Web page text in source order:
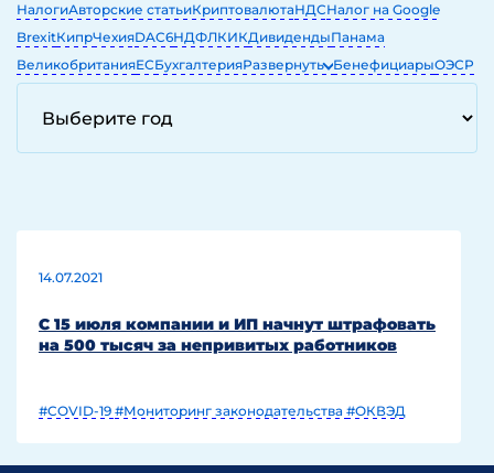
НалогиАвторские статьиКриптовалютаНДСНалог на Google
BrexitКипрЧехияDAC6НДФЛКИКДивидендыПанама
ВеликобританияЕСБухгалтерияРазвернуть БенефициарыОЭСР
14.07.2021
С 15 июля компании и ИП начнут штрафовать
на 500 тысяч за непривитых работников
#COVID-19 #Мониторинг законодательства #ОКВЭД